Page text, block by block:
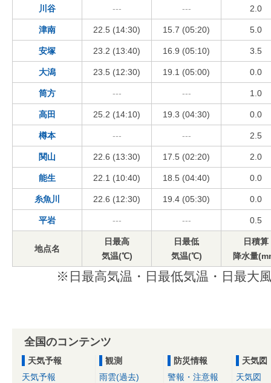
川谷 --- --- 2.0
津南 22.5 (14:30) 15.7 (05:20) 5.0
安塚 23.2 (13:40) 16.9 (05:10) 3.5
大潟 23.5 (12:30) 19.1 (05:00) 0.0
筒方 --- --- 1.0
高田 25.2 (14:10) 19.3 (04:30) 0.0
樽本 --- --- 2.5
関山 22.6 (13:30) 17.5 (02:20) 2.0
能生 22.1 (10:40) 18.5 (04:40) 0.0
糸魚川 22.6 (12:30) 19.4 (05:30) 0.0
平岩 --- --- 0.5
地点名
日最高
気温(℃)
日最低
気温(℃)
日積算
降水量
※日最高気温・日最低気温・日最大
全国のコンテンツ
天気予報
天気予報
観測
雨雲(過去)
防災情報
警報・注意報
天気図
天気図